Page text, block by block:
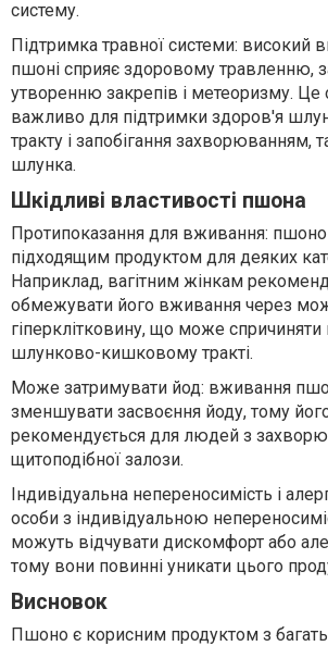
систему.
Підтримка травної системи: високий
пшоні сприяє здоровому травленню,
утворенню закрепів і метеоризму. Це
важливо для підтримки здоров'я
тракту і запобігання захворюванням,
шлунка.
Шкідливі властивості пшона
Протипоказання для вживання:
підходящим продуктом для деяких
Наприклад, вагітним жінкам
обмежувати його вживання через
гіперклітковину, що може спричиняти
шлунково-кишковому тракті.
Може затримувати йод: вживання
зменшувати засвоєння йоду, тому
рекомендується для людей з
щитоподібної залози.
Індивідуальна непереносимість і
особи з індивідуальною
можуть відчувати дискомфорт або
тому вони повинні уникати цього
Висновок
Пшоно є корисним продуктом з